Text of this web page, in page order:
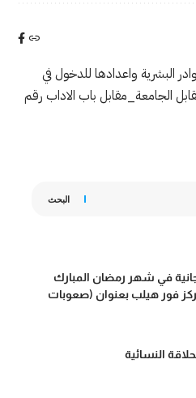
البشرية واعدادها للدخول في
باب الاداب رقم
البحث
في شهر رمضان المبارك
فور هيلب بعنوان (صعوبات
النسائية